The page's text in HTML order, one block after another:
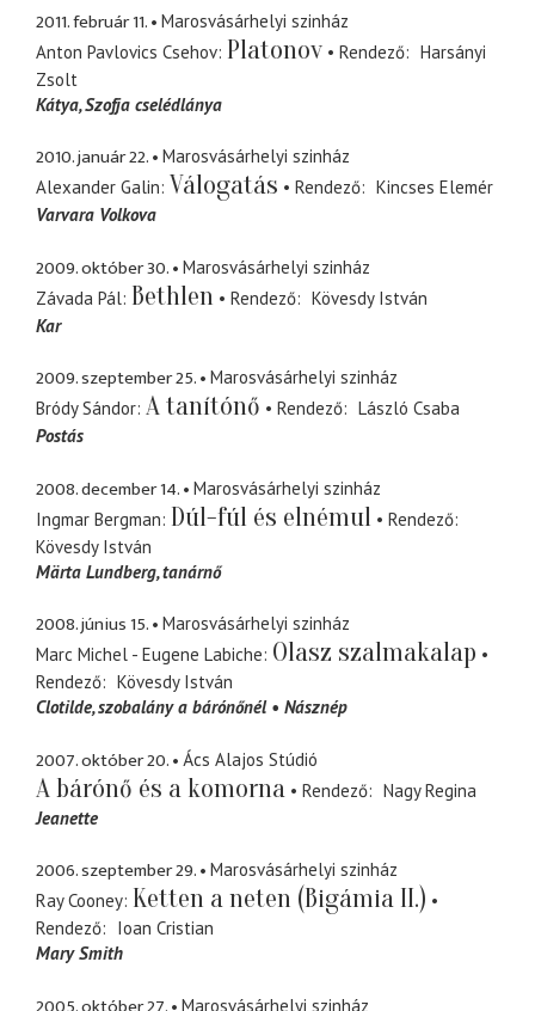
2011. február 11.
Marosvásárhelyi szinház
Anton Pavlovics Csehov Platonov Rendező
Harsányi
Zsolt
Kátya Szofja cselédlánya
2010. január 22.
Marosvásárhelyi szinház
Alexander Galin Válogatás Rendező
Kincses Elemér
Varvara Volkova
2009. október 30.
Marosvásárhelyi szinház
Závada Pál Bethlen Rendező
Kövesdy István
Kar
2009. szeptember 25.
Marosvásárhelyi szinház
Bródy Sándor A tanítónő Rendező
László Csaba
Postás
2008. december 14.
Marosvásárhelyi szinház
Ingmar Bergman Dúl-fúl és elnémul
Rendező
Kövesdy István
Märta Lundberg tanárnő
2008. június 15.
Marosvásárhelyi szinház
Marc Michel - Eugene Labiche Olasz szalmakalap
Rendező
Kövesdy István
Clotilde szobalány a bárónőnél Násznép
2007. október 20. Ács Alajos Stúdió
A bárónő és a komorna Rendező
Nagy Regina
Jeanette
2006. szeptember 29.
Marosvásárhelyi szinház
Ray Cooney Ketten a neten (Bigámia II.)
Rendező
Ioan Cristian
Mary Smith
Marosvásárhelyi szinház